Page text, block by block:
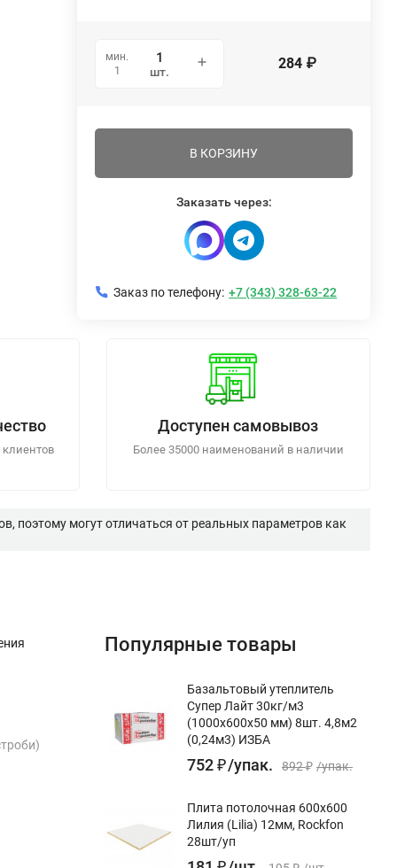
мин.
1
шт. 284 ₽
В КОРЗИНУ
Заказать через:
Заказ по телефону: +7 (343) 328-63-22
Доступен самовывоз
Более 35000 наименований в наличии
поэтому могут отличаться от реальных параметров как
Популярные товары
Базальтовый утеплитель
Супер Лайт 30кг/м3
(1000х600х50 мм) 8шт. 4,8м2
(0,24м3) ИЗБА
752₽/упак. 892₽ /упак.
Плита потолочная 600х600
Лилия (Lilia) 12мм, Rockfon
28шт/уп